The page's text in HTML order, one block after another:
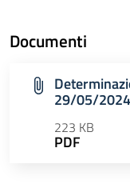
Documenti
29/05/2024
223 KB
PDF